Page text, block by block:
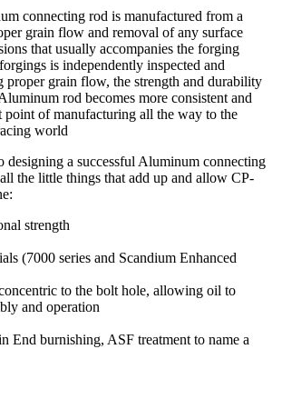
connecting rod is manufactured from a
grain flow and removal of any surface
that usually accompanies the forging
is independently inspected and
grain flow, the strength and durability
rod becomes more consistent and
point of manufacturing all the way to the
world
designing a successful Aluminum connecting
the little things that add up and allow CP-
strength
(7000 series and Scandium Enhanced
to the bolt hole, allowing oil to
and operation
End burnishing, ASF treatment to name a